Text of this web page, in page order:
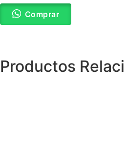
Comprar
Productos